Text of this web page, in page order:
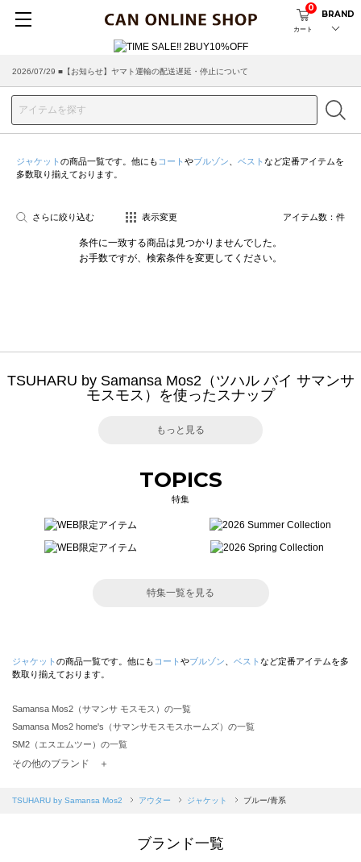
カート
0
BRAND
2026/07/29 ■【お知らせ】ヤマト運輸の配送遅延・停止について
ジャケット の商品一覧です。他にも コート やブルゾン ベスト など定番アイテムを
多数取り揃えております。
さらに絞り込む 表示変更 アイテム数： 件
条件に一致する商品は見つかりませんでした。
お手数ですが、検索条件を変更してください。
TSUHARU by Samansa Mos2（ツハル バイ サマンサ
モスモス）を使ったスナップ
もっと見る
TOPICS
特集
特集一覧を見る
ジャケット の商品一覧です。他にも コート やブルゾン ベスト など定番アイテムを多
数取り揃えております。
Samansa Mos2（サマンサ モスモス）の一覧
Samansa Mos2 home's（サマンサモスモスホームズ）の一覧
SM2（エスエムツー）の一覧
TSUHARU by Samansa Mos2（ツハルバイサマンサモスモス）の一覧
Samansa Mos2 blue（サマンサモスモス ブルー）の一覧
その他のブランド ＋
TSUHARU by Samansa Mos2 アウター ジャケット ブルー/青系
ブランド一覧